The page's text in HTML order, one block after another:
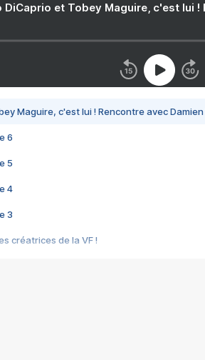
DiCaprio et Tobey Maguire, c'est lui
Maguire, c'est lui ! Rencontre avec
6
5
4
3
créatrices de la VF !